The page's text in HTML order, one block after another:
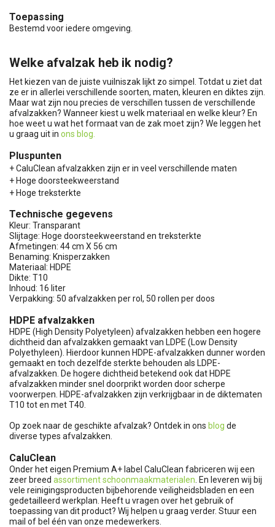
Toepassing
Bestemd voor iedere omgeving.
Welke afvalzak heb ik nodig?
Het kiezen van de juiste vuilniszak lijkt zo simpel. Totdat u ziet dat
ze er in allerlei verschillende soorten, maten, kleuren en diktes zijn.
Maar wat zijn nou precies de verschillen tussen de verschillende
afvalzakken? Wanneer kiest u welk materiaal en welke kleur? En
hoe weet u wat het formaat van de zak moet zijn? We leggen het
u graag uit in ons blog.
Pluspunten
+ CaluClean afvalzakken zijn er in veel verschillende maten
+ Hoge doorsteekweerstand
+ Hoge treksterkte
Technische gegevens
Kleur: Transparant
Slijtage: Hoge doorsteekweerstand en treksterkte
Afmetingen: 44 cm X 56 cm
Benaming: Knisperzakken
Materiaal: HDPE
Dikte: T10
Inhoud: 16 liter
Verpakking: 50 afvalzakken per rol, 50 rollen per doos
HDPE afvalzakken
HDPE (High Density Polyetyleen) afvalzakken hebben een hogere
dichtheid dan afvalzakken gemaakt van LDPE (Low Density
Polyethyleen). Hierdoor kunnen HDPE-afvalzakken dunner worden
gemaakt en toch dezelfde sterkte behouden als LDPE-
afvalzakken. De hogere dichtheid betekend ook dat HDPE
afvalzakken minder snel doorprikt worden door scherpe
voorwerpen. HDPE-afvalzakken zijn verkrijgbaar in de diktematen
T10 tot en met T40.
Op zoek naar de geschikte afvalzak? Ontdek in ons blog de
diverse types afvalzakken.
CaluClean
Onder het eigen Premium A+ label CaluClean fabriceren wij een
zeer breed assortiment schoonmaakmaterialen . En leveren wij bij
vele reinigingsproducten bijbehorende veiligheidsbladen en een
gedetailleerd werkplan. Heeft u vragen over het gebruik of
toepassing van dit product? Wij helpen u graag verder. Stuur een
mail of bel één van onze medewerkers.